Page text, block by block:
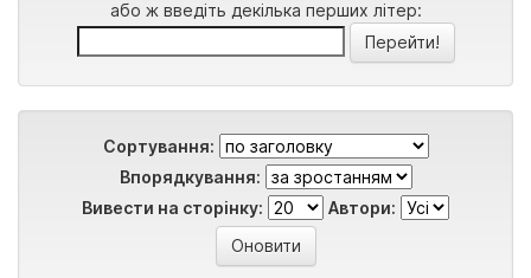
або ж введіть декілька перших літер:
Сортування:
Впорядкування:
Вивести на сторінку:
Автори: